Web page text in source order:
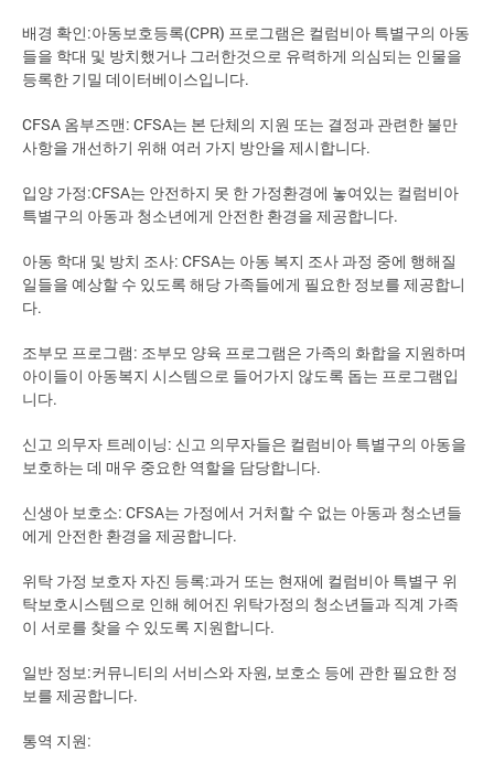
배경 확인:아동보호등록(CPR) 프로그램은 컬럼비아 특별구의 아동
들을 학대 및 방치했거나 그러한것으로 유력하게 의심되는 인물을
등록한 기밀 데이터베이스입니다.
CFSA 옴부즈맨: CFSA는 본 단체의 지원 또는 결정과 관련한 불만
사항을 개선하기 위해 여러 가지 방안을 제시합니다.
입양 가정:CFSA는 안전하지 못 한 가정환경에 놓여있는 컬럼비아
특별구의 아동과 청소년에게 안전한 환경을 제공합니다.
아동 학대 및 방치 조사: CFSA는 아동 복지 조사 과정 중에 행해질
일들을 예상할 수 있도록 해당 가족들에게 필요한 정보를 제공합니
다.
조부모 프로그램: 조부모 양육 프로그램은 가족의 화합을 지원하며
아이들이 아동복지 시스템으로 들어가지 않도록 돕는 프로그램입
니다.
신고 의무자 트레이닝: 신고 의무자들은 컬럼비아 특별구의 아동을
보호하는 데 매우 중요한 역할을 담당합니다.
신생아 보호소: CFSA는 가정에서 거처할 수 없는 아동과 청소년들
에게 안전한 환경을 제공합니다.
위탁 가정 보호자 자진 등록:과거 또는 현재에 컬럼비아 특별구 위
탁보호시스템으로 인해 헤어진 위탁가정의 청소년들과 직계 가족
이 서로를 찾을 수 있도록 지원합니다.
일반 정보:커뮤니티의 서비스와 자원, 보호소 등에 관한 필요한 정
보를 제공합니다.
통역 지원: